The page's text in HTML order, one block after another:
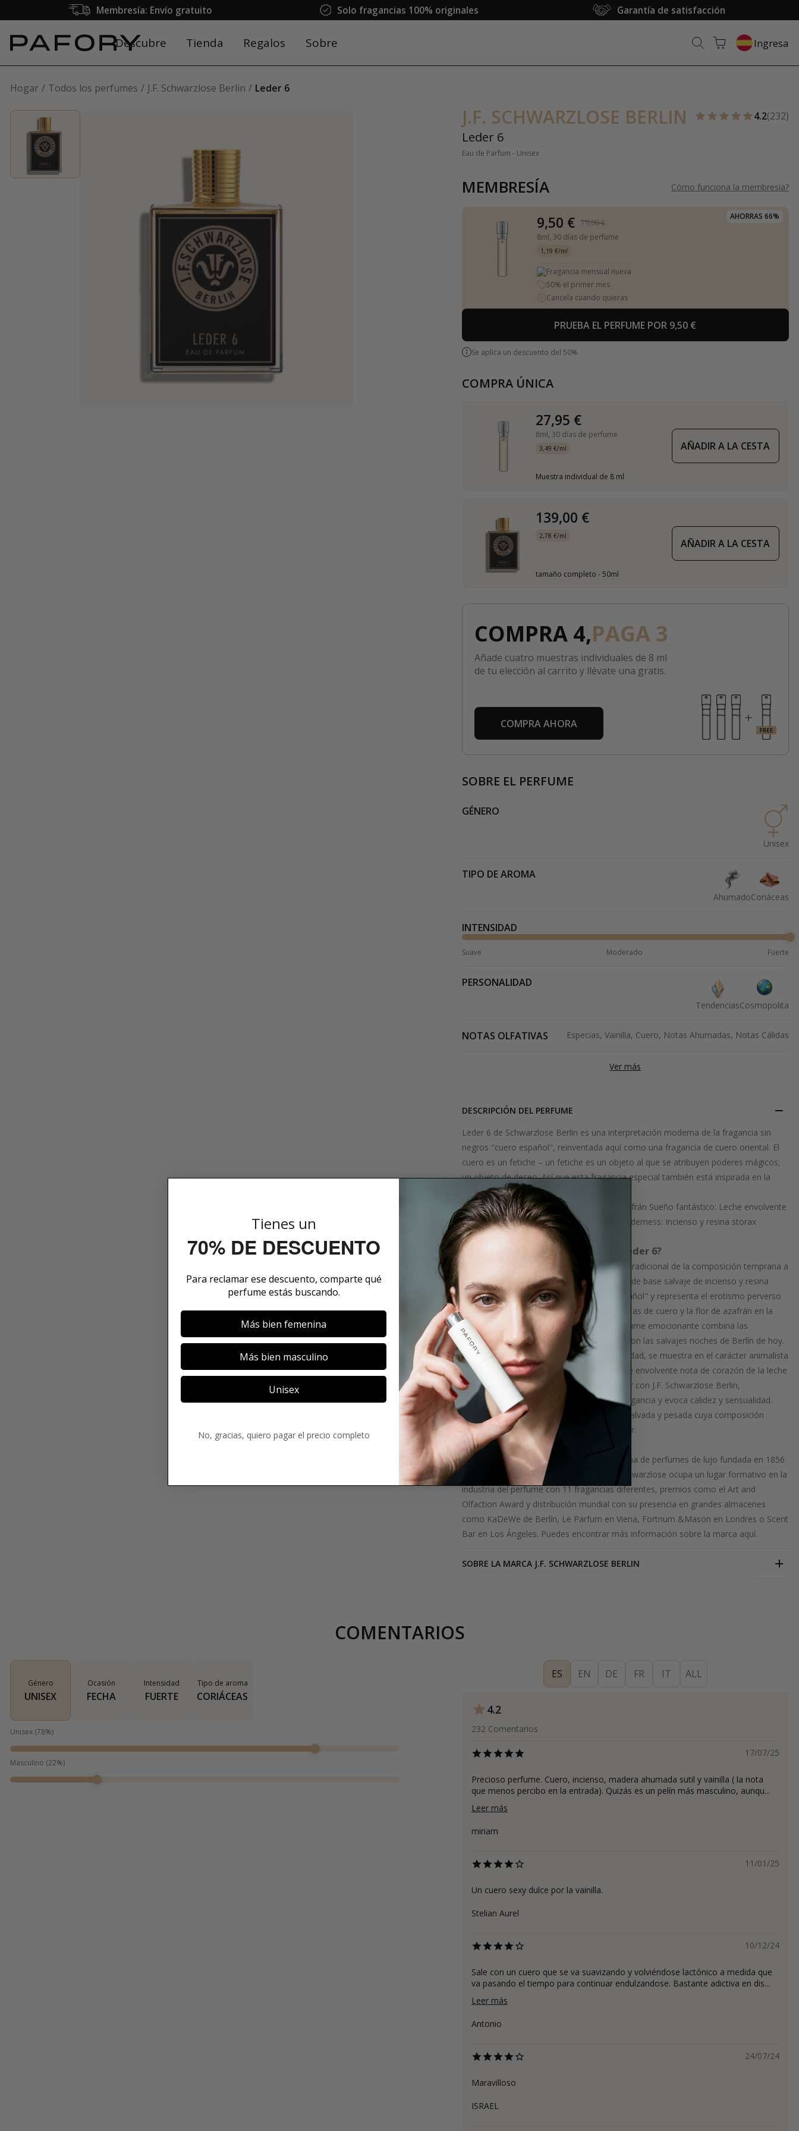
Membresía: Envío gratuito Solo fragancias 100% originales Garantía de satisfacción
Descubre Tienda Regalos Sobre Ingresa
Hogar Todos los perfumes J.F. Schwarzlose Berlin Leder 6
J.F. SCHWARZLOSE BERLIN
Leder 6
Eau de Parfum - Unisex
4.2(232)
MEMBRESÍA Cómo funciona la membresía?
AHORRAS 66%
9,50 €
19,00 €
8ml, 30 días de perfume
1,19 €/ml
Fragancia mensual nueva
50% el primer mes
Cancela cuando quieras
PRUEBA EL PERFUME POR 9,50 €
Se aplica un descuento del 50%
COMPRA ÚNICA
27,95 €
8ml, 30 días de perfume
3,49 €/ml
Muestra individual de 8 ml
AÑADIR A LA CESTA
139,00 €
2,78 €/ml
tamaño completo - 50ml
AÑADIR A LA CESTA
COMPRA 4,PAGA 3
Añade cuatro muestras individuales de 8 ml
de tu elección al carrito y llévate una gratis.
COMPRA AHORA
SOBRE EL PERFUME
GÉNERO
Unisex
TIPO DE AROMA
AhumadoCoriáceas
INTENSIDAD
Suave Moderado Fuerte
PERSONALIDAD
TendenciasCosmopolita
NOTAS OLFATIVAS Especias, Vainilla, Cuero, Notas Ahumadas, Notas Cálidas
Ver más
DESCRIPCIÓN DEL PERFUME
Leder 6 de Schwarzlose Berlin es una interpretación moderna de la fragancia sin
negros "cuero español", reinventada aquí como una fragancia de cuero oriental. El
cuero es un fetiche – un fetiche es un objeto al que se atribuyen poderes mágicos;
un objeto de deseo. Así que esta fragancia especial también está inspirada en la
escena fetiche de Berlín.
Deseo sensual: notas de cuero y flor de azafrán Sueño fantástico: Leche envolvente
y vainilla pura: Esencia de la selva™ Dark Wilderness: Incienso y resina storax
japonesa
¿Qué hay detrás de la fragancia Leder 6?
Schwarzlose Berlin Leder 6 trae el carácter tradicional de la composición temprana a
partir de 1921 en la edad moderna. La nota de base salvaje de incienso y resina
storax japonesa fue tomada de "cuero español" y representa el erotismo perverso
de los viejos tiempos. Con las sensuales notas de cuero y la flor de azafrán en la
nota superior, Leder 6 como un nuevo perfume emocionante combina las
tradiciones de la producción de fragancias con las salvajes noches de Berlín de hoy.
Lo instintivo, que nunca deja dormir a la ciudad, se muestra en el carácter animalista
de la nota superior coriácea. La suavemente envolvente nota de corazón de la leche
y pura vainilla sorprende. Como suele ocurrir con J.F. Schwarzlose Berlin,
complementa la primera impresión de la fragancia y evoca calidez y sensualidad.
Leder 6 se convierte así en una fragancia malvada y pesada cuya composición
misteriosa y misteriosa no se puede escapar.
Schwarzlose Berlin
J.F. Schwarzlose Berlin es una marca alemana de perfumes de lujo fundada en 1856
como una empresa familiar. Hoy en día, Schwarzlose ocupa un lugar formativo en la
industria del perfume con 11 fragancias diferentes, premios como el Art and
Olfaction Award y distribución mundial con su presencia en grandes almacenes
como KaDeWe de Berlín, Le Parfum en Viena, Fortnum &Mason en Londres o Scent
Bar en Los Ángeles. Puedes encontrar más información sobre la marca aquí.
SOBRE LA MARCA J.F. SCHWARZLOSE BERLIN
COMENTARIOS
Género
UNISEX
Ocasión
FECHA
Intensidad
FUERTE
Tipo de aroma
CORIÁCEAS
Unisex (78%)
Masculino (22%)
ES EN DE FR IT ALL
4.2
232 Comentarios
17/07/25
Precioso perfume. Cuero, incienso, madera ahumada sutil y vainilla ( la nota
que menos percibo en la entrada). Quizás es un pelín más masculino, aunqu...
Leer más
miriam
11/01/25
Un cuero sexy dulce por la vainilla.
Stelian Aurel
10/12/24
Sale con un cuero que se va suavizando y volviéndose lactónico a medida que
va pasando el tiempo para continuar endulzandose. Bastante adictiva en dis...
Leer más
Antonio
24/07/24
Maravilloso
ISRAEL
Tienes un
70% DE DESCUENTO
Para reclamar ese descuento, comparte qué
perfume estás buscando.
Más bien femenina
Más bien masculino
Unisex
No, gracias, quiero pagar el precio completo